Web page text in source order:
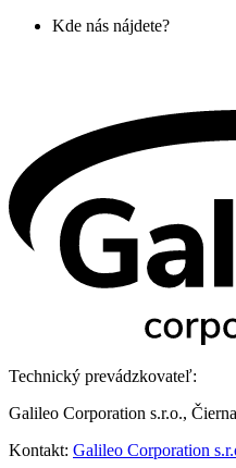
Kde nás nájdete?
Technický prevádzkovateľ:
Galileo Corporation s.r.o.,
Kontakt: Galileo Corporation